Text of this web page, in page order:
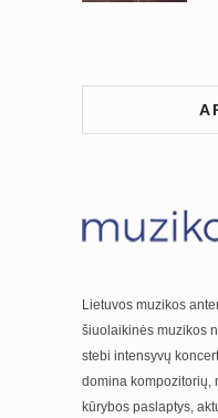
Lietuvos muzikos
šiuolaikinės muzikos
stebi intensyvų
domina kompozitorių,
kūrybos paslaptys,